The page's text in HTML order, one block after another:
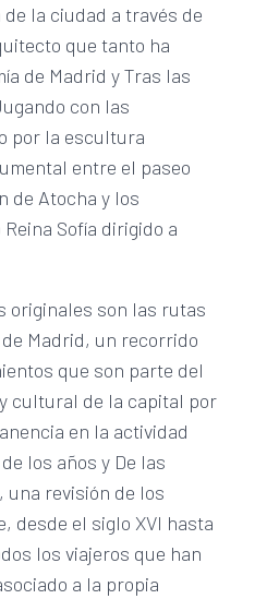
la ciudad a través de
que tanto ha
de Madrid y Tras las
con las
por la escultura
entre el paseo
de Atocha y los
Sofía dirigido a
originales son las rutas
Madrid, un recorrido
que son parte del
cultural de la capital por
en la actividad
los años y De las
una revisión de los
desde el siglo XVI hasta
los viajeros que han
a la propia